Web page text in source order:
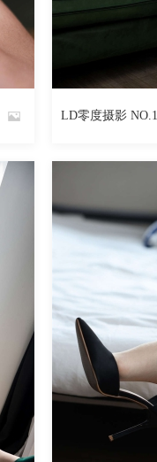
回复
魅丝社
LD零度摄影